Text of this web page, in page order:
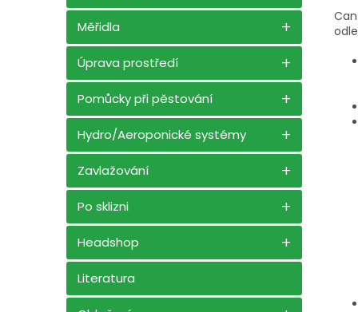
Měřidla
Úprava prostředí
Pomůcky při pěstování
Hydro/Aeroponické systémy
Zavlažování
Po sklizni
Headshop
Literatura